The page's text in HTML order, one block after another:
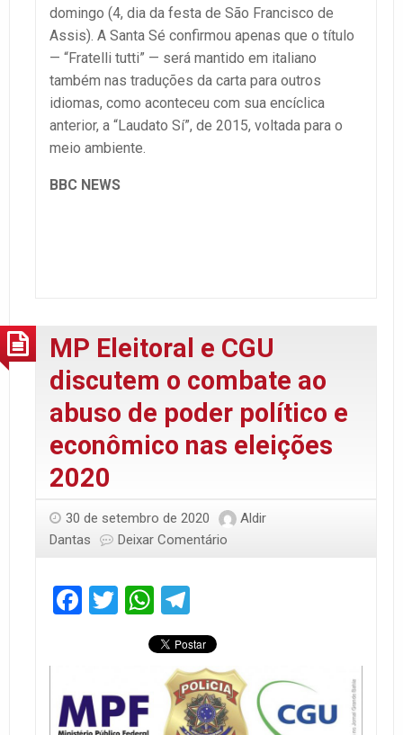
domingo (4, dia da festa de São Francisco de
Assis). A Santa Sé confirmou apenas que o título
— “Fratelli tutti” — será mantido em italiano
também nas traduções da carta para outros
idiomas, como aconteceu com sua encíclica
anterior, a “Laudato Sí”, de 2015, voltada para o
meio ambiente.
BBC NEWS
MP Eleitoral e CGU
discutem o combate ao
abuso de poder político e
econômico nas eleições
2020
30 de setembro de 2020
Aldir
Dantas
Deixar Comentário
Facebook
TwitterWhatsApp